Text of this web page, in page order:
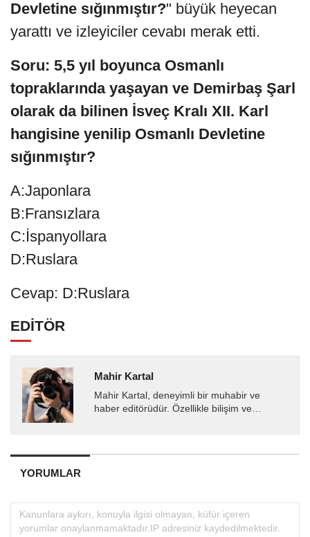
Devletine sığınmıştır?" büyük heyecan
yarattı ve izleyiciler cevabı merak etti.
Soru: 5,5 yıl boyunca Osmanlı
topraklarında yaşayan ve Demirbaş Şarl
olarak da bilinen İsveç Kralı XII. Karl
hangisine yenilip Osmanlı Devletine
sığınmıştır?
A:Japonlara
B:Fransızlara
C:İspanyollara
D:Ruslara
Cevap: D:Ruslara
EDİTÖR
Mahir Kartal
Mahir Kartal, deneyimli bir muhabir ve
haber editörüdür. Özellikle bilişim ve
gelişmeleri okuyuculara...
YORUMLAR